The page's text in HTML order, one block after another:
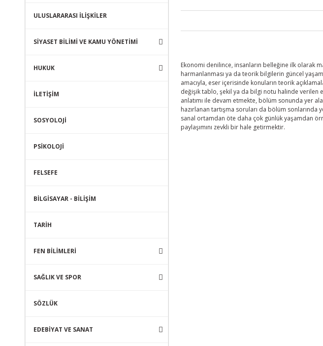
ULUSLARARASI İLİŞKİLER
SİYASET BİLİMİ VE KAMU YÖNETİMİ
HUKUK
İLETİŞİM
SOSYOLOJİ
PSİKOLOJİ
FELSEFE
BİLGİSAYAR - BİLİŞİM
TARİH
FEN BİLİMLERİ
SAĞLIK VE SPOR
SÖZLÜK
EDEBİYAT VE SANAT
Ekonomi denilince, insanların belleğine ilk olarak
harmanlanması ya da teorik bilgilerin güncel
amacıyla, eser içerisinde konuların teorik
değişik tablo, şekil ya da bilgi notu halinde verilen
anlatımı ile devam etmekte, bölüm sonunda yer
hazırlanan tartışma soruları da bölüm sonlarında
sanal ortamdan öte daha çok günlük yaşamdan
paylaşımını zevkli bir hale getirmektir.